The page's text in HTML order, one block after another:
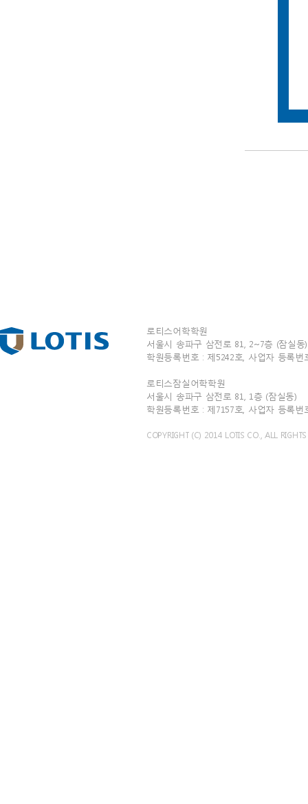
로티스어학학원
서울시 송파구 삼전로 81, 2~7층 (잠실
학원등록번호 : 제5242호, 사업자 등록
로티스잠실어학학원
서울시 송파구 삼전로 81, 1층 (잠실동)
학원등록번호 : 제7157호, 사업자 등록
COPYRIGHT (C) 2014 LOTIS CO., ALL RIGHTS